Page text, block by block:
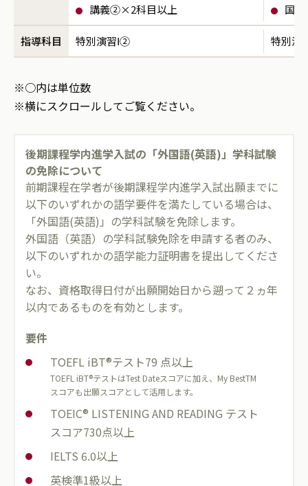
講義②×2科目以上 国
指導科目 特別演習Ⅰ② 特別演
※○内は単位数
※横にスクロールしてご覧ください。
後期課程学内進学入試の「外国語(英語)」学科試験
の免除について
前期課程在学者が後期課程学内進学入試出願までに
以下のいずれかの語学要件を満たしている場合は、
「外国語(英語)」の学科試験を免除します。
外国語（英語）の学科試験免除を申請する者のみ、
以下のいずれかの語学能力証明書を提出してくださ
い。
なお、資格取得日付が出願開始日から遡って２ヵ年
以内であるものを有効とします。
要件
TOEFL iBT®テスト79 点以上
TOEFL iBT®テストはTest Dateスコアに加え、My BestTM
スコアも出願スコアとして活用します。
TOEIC® LISTENING AND READING テスト
スコア730点以上
IELTS 6.0以上
英検準1級以上